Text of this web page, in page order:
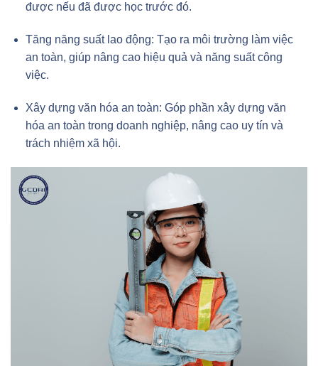
được nếu đã được học trước đó.
Tăng năng suất lao động: Tạo ra môi trường làm việc
an toàn, giúp nâng cao hiệu quả và năng suất công
việc.
Xây dựng văn hóa an toàn: Góp phần xây dựng văn
hóa an toàn trong doanh nghiệp, nâng cao uy tín và
trách nhiệm xã hội.